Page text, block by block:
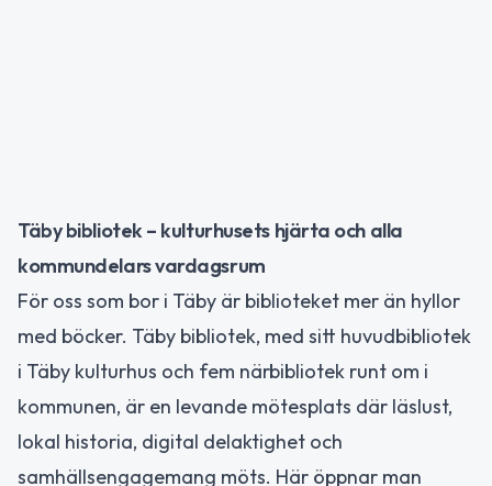
Täby bibliotek – kulturhusets hjärta och alla
kommundelars vardagsrum
För oss som bor i Täby är biblioteket mer än hyllor
med böcker. Täby bibliotek, med sitt huvudbibliotek
i Täby kulturhus och fem närbibliotek runt om i
kommunen, är en levande mötesplats där läslust,
lokal historia, digital delaktighet och
samhällsengagemang möts. Här öppnar man